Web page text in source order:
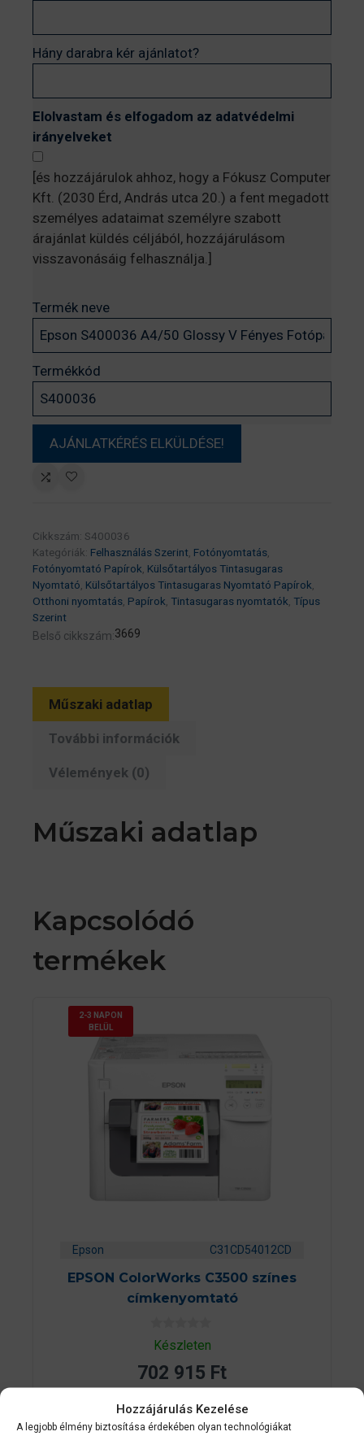
Hozzájárulás Kezelése
A legjobb élmény biztosítása érdekében olyan technológiákat
Hány darabra kér ajánlatot?
Elolvastam és elfogadom az adatvédelmi
irányelveket
[és hozzájárulok ahhoz, hogy a Fókusz Computer
Kft. (2030 Érd, András utca 20.) a fent megadott
személyes adataimat személyre szabott
árajánlat küldés céljából, hozzájárulásom
visszavonásáig felhasználja.]
Termék neve
Termékkód
Cikkszám: S400036
Kategóriák: Felhasználás Szerint, Fotónyomtatás,
Fotónyomtató Papírok, Külsőtartályos Tintasugaras
Nyomtató, Külsőtartályos Tintasugaras Nyomtató Papírok,
Otthoni nyomtatás, Papírok, Tintasugaras nyomtatók, Típus
Szerint
Belső cikkszám:3669
Műszaki adatlap
További információk
Vélemények (0)
Műszaki adatlap
Kapcsolódó
termékek
2-3 NAPON
BELÜL
Epson C31CD54012CD
EPSON ColorWorks C3500 színes
címkenyomtató
0
a
5
-
ő
l
Készleten
702 915 Ft
KOSÁRBA TESZEM